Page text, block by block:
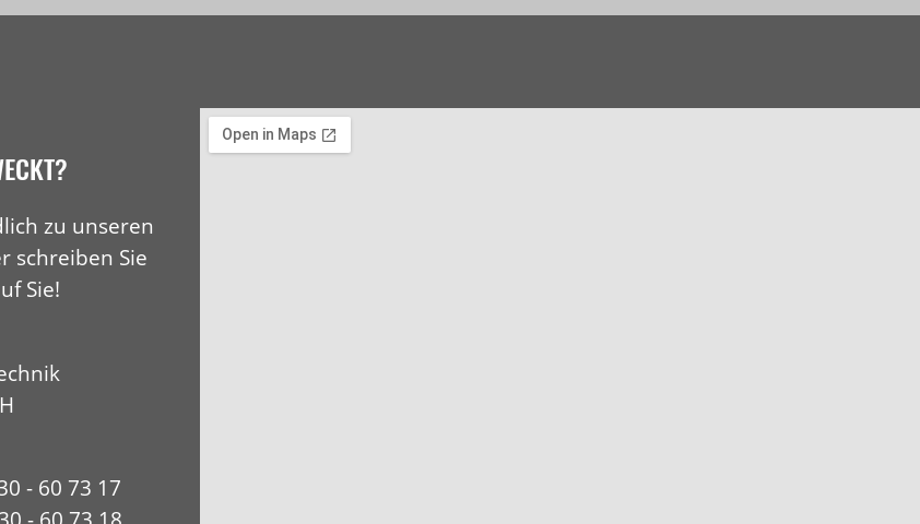
zu unseren
schreiben Sie
Sie!
- 60 73 17